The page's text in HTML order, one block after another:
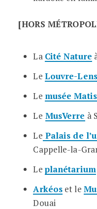
[HORS
La Cité Nature
Le Louvre-Lens
Le musée
Le MusVerre à
Le Palais de
Cappelle-la-
Le planétarium
Arkéos et le
Douai